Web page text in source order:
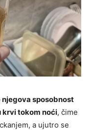
sposobnost
krvi tokom noći, čime
a ujutro se